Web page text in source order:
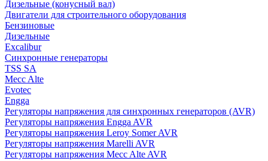
Дизельные (конусный вал)
Двигатели для строительного оборудования
Бензиновые
Дизельные
Excalibur
Синхронные генераторы
TSS SA
Mecc Alte
Evotec
Engga
Регуляторы напряжения для синхронных генераторов (AVR)
Регуляторы напряжения Engga AVR
Регуляторы напряжения Leroy Somer AVR
Регуляторы напряжения Marelli AVR
Регуляторы напряжения Mecc Alte AVR